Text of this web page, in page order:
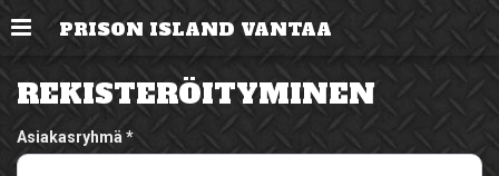
Valikko
PRISON ISLAND VANTAA
REKISTERÖITYMINEN
Asiakasryhmä